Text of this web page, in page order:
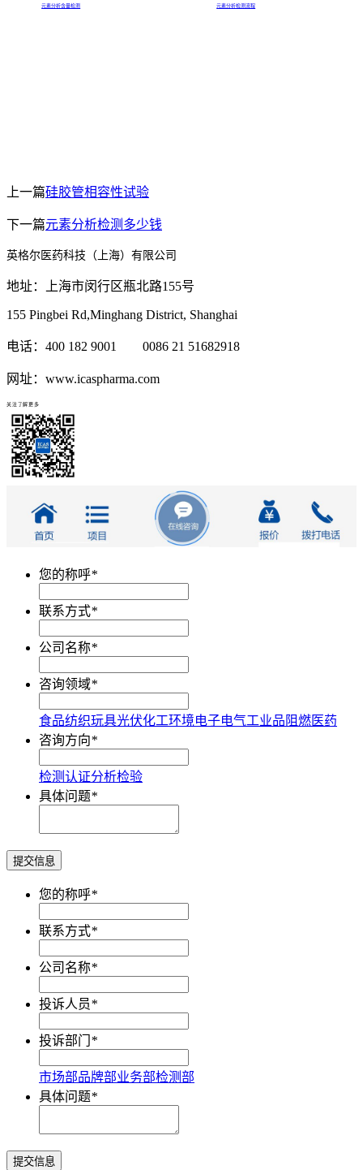
元素分析含量检测
元素分析检测流程
上一篇硅胶管相容性试验
下一篇元素分析检测多少钱
英格尔医药科技（上海）有限公司
地址：上海市闵行区瓶北路155号
155 Pingbei Rd,Minghang District, Shanghai
电话：400 182 9001 0086 21 51682918
网址：www.icaspharma.com
关注了解更多
您的称呼*
联系方式*
公司名称*
咨询领域*
食品纺织玩具光伏化工环境电子电气工业品 阻燃医药
咨询方向*
检测认证分析检验
具体问题*
提交信息
您的称呼*
联系方式*
公司名称*
投诉人员*
投诉部门 *
市场部品牌部业务部检测部
具体问题*
提交信息